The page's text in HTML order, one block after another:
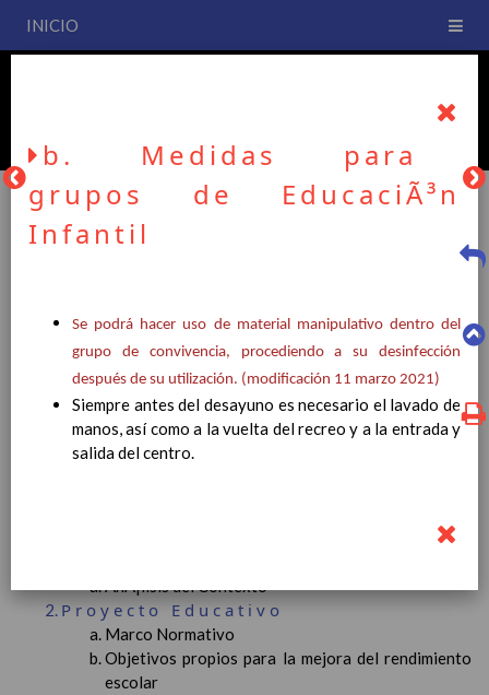
INICIO
La entrada en vigor del Real Decreto 126/2014, de 28 de
febrero, por el que se establece el currículo básico de la
Educación Primaria, se ha hecho necesario la revisión y
adecuación de nuestro Plan de Centro a esta normativa, el cual
usted podrá consultar desde este sitio web.
Esperamos que sea de su interés.
AnÃ¡lisis del Contexto
Proyecto Educativo
Marco Normativo
Objetivos propios para la mejora del rendimiento
escolar
b. Medidas para
grupos de EducaciÃ³n
Infantil
Se podrá hacer uso de material manipulativo dentro del
grupo de convivencia, procediendo a su desinfección
después de su utilización. (modificación 11 marzo 2021)
Siempre antes del desayuno es necesario el lavado de
manos, así como a la vuelta del recreo y a la entrada y
salida del centro.